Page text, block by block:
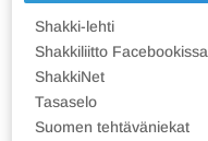
Shakki-lehti
Shakkiliitto Facebookissa
ShakkiNet
Tasaselo
Suomen tehtäväniekat